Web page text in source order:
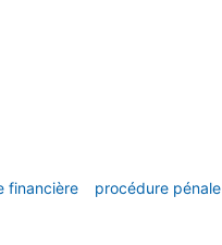
financière procédure pénale